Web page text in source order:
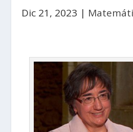
Dic 21, 2023 |